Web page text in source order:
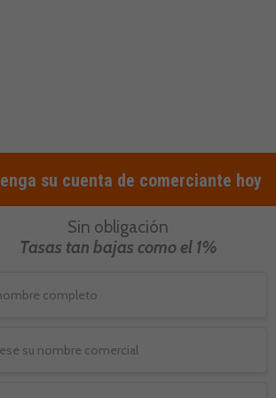
su cuenta de comerciante hoy
Sin obligación
Tasas tan bajas como el 1%